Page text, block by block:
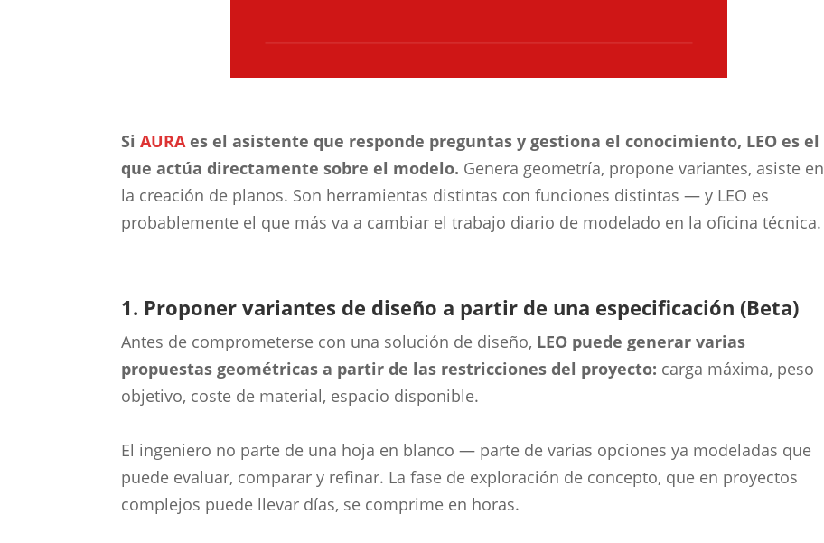
SiAURA es el asistente que responde preguntas y gestiona el conocimiento, LEO es el
que actúa directamente sobre el modelo. Genera geometría, propone variantes, asiste en
la creación de planos. Son herramientas distintas con funciones distintas — y LEO es
probablemente el que más va a cambiar el trabajo diario de modelado en la oficina técnica.
1. Proponer variantes de diseño a partir de una especificación (Beta)
Antes de comprometerse con una solución de diseño, LEO puede generar varias
propuestas geométricas a partir de las restricciones del proyecto: carga máxima, peso
objetivo, coste de material, espacio disponible.
El ingeniero no parte de una hoja en blanco — parte de varias opciones ya modeladas que
puede evaluar, comparar y refinar. La fase de exploración de concepto, que en proyectos
complejos puede llevar días, se comprime en horas.